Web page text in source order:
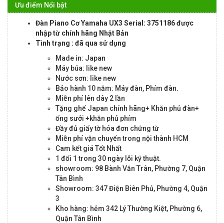
Ưu điểm Nổi bật
Đàn Piano Cơ Yamaha UX3 Serial: 3751186 được
nhập từ chính hãng Nhật Bản
Tình trạng : đã qua sử dụng
Made in: Japan
Máy búa: like new
Nước sơn: like new
Bảo hành 10 năm: Máy đàn, Phím đàn.
Miễn phí lên dây 2 lần
Tặng ghế Japan chính hãng+ Khăn phủ đàn+
ống sưởi +khăn phủ phím
Đầy đủ giấy tờ hóa đơn chứng từ
Miễn phí vận chuyển trong nội thành HCM
Cam kết giá Tốt Nhất
1 đổi 1 trong 30 ngày lỗi kỹ thuật.
showroom: 98 Bành Văn Trân, Phường 7, Quận
Tân Bình
Showroom: 347 Điện Biên Phủ, Phường 4, Quận
3
Kho hàng: hẻm 342 Lý Thường Kiệt, Phường 6,
Quận Tân Bình